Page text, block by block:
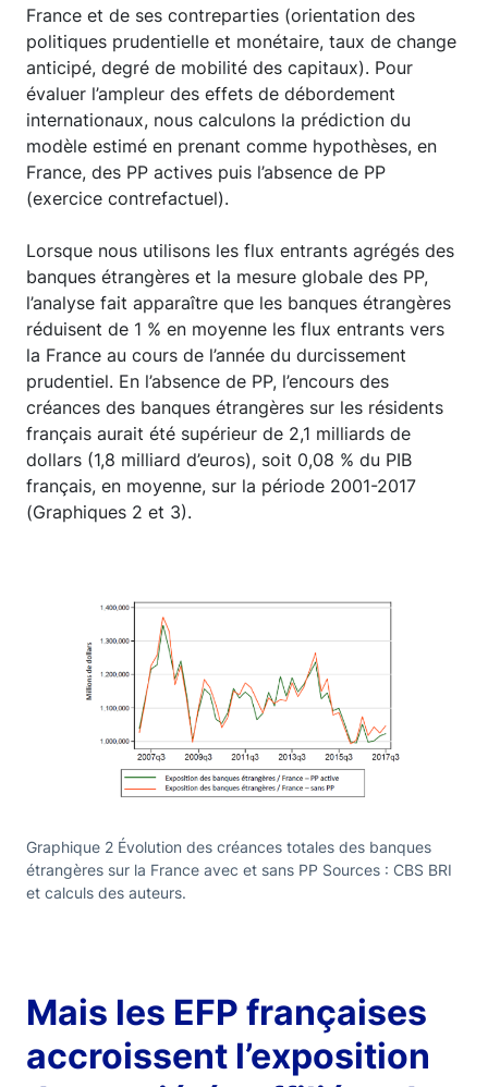
France et de ses contreparties (orientation des
politiques prudentielle et monétaire, taux de change
anticipé, degré de mobilité des capitaux). Pour
évaluer l’ampleur des effets de débordement
internationaux, nous calculons la prédiction du
modèle estimé en prenant comme hypothèses, en
France, des PP actives puis l’absence de PP
(exercice contrefactuel).
Lorsque nous utilisons les flux entrants agrégés des
banques étrangères et la mesure globale des PP,
l’analyse fait apparaître que les banques étrangères
réduisent de 1 % en moyenne les flux entrants vers
la France au cours de l’année du durcissement
prudentiel. En l’absence de PP, l’encours des
créances des banques étrangères sur les résidents
français aurait été supérieur de 2,1 milliards de
dollars (1,8 milliard d’euros), soit 0,08 % du PIB
français, en moyenne, sur la période 2001-2017
(Graphiques 2 et 3).
Graphique 2 Évolution des créances totales des banques
étrangères sur la France avec et sans PP Sources : CBS BRI
et calculs des auteurs.
Mais les EFP françaises
accroissent l’exposition